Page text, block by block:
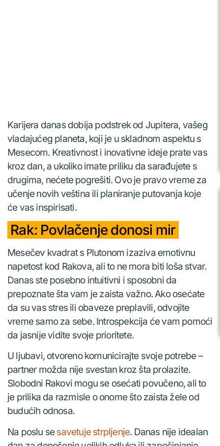
Karijera danas dobija podstrek od Jupitera, vašeg
vladajućeg planeta, koji je u skladnom aspektu s
Mesecom. Kreativnost i inovativne ideje prate vas
kroz dan, a ukoliko imate priliku da sarađujete s
drugima, nećete pogrešiti. Ovo je pravo vreme za
učenje novih veština ili planiranje putovanja koje
će vas inspirisati.
Rak: Povlačenje donosi mir
Mesečev kvadrat s Plutonom izaziva emotivnu
napetost kod Rakova, ali to ne mora biti loša stvar.
Danas ste posebno intuitivni i sposobni da
prepoznate šta vam je zaista važno. Ako osećate
da su vas stres ili obaveze preplavili, odvojite
vreme samo za sebe. Introspekcija će vam pomoći
da jasnije vidite svoje prioritete.
U ljubavi, otvoreno komunicirajte svoje potrebe –
partner možda nije svestan kroz šta prolazite.
Slobodni Rakovi mogu se osećati povučeno, ali to
je prilika da razmisle o onome što zaista žele od
budućih odnosa.
Na poslu sesavetuje strpljenje. Danas nije idealan